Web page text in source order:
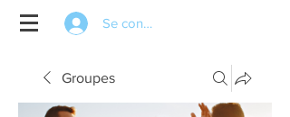
Se connecter
Groupes